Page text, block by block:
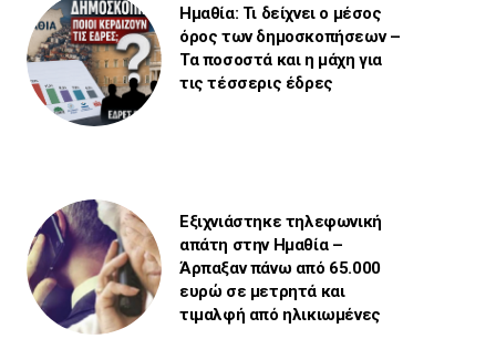
Ημαθία: Τι δείχνει ο μέσος
όρος των δημοσκοπήσεων –
Τα ποσοστά και η μάχη για
τις τέσσερις έδρες
Εξιχνιάστηκε τηλεφωνική
απάτη στην Ημαθία –
Άρπαξαν πάνω από 65.000
ευρώ σε μετρητά και
τιμαλφή από ηλικιωμένες